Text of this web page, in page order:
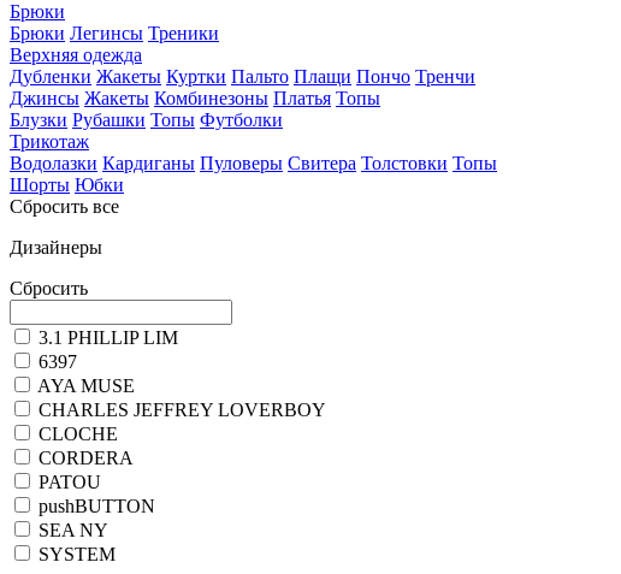
Брюки
Брюки Легинсы Треники
Верхняя одежда
Дубленки Жакеты Куртки Пальто Плащи Пончо Тренчи
Джинсы Жакеты Комбинезоны Платья Топы
Блузки Рубашки Топы Футболки
Трикотаж
Водолазки Кардиганы Пуловеры Свитера Толстовки Топы
Шорты Юбки
Сбросить все
Дизайнеры
Сбросить
3.1 PHILLIP LIM
6397
AYA MUSE
CHARLES JEFFREY LOVERBOY
CLOCHE
CORDERA
PATOU
pushBUTTON
SEA NY
SYSTEM